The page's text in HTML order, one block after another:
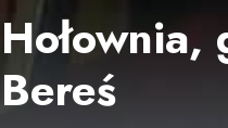
Bereś